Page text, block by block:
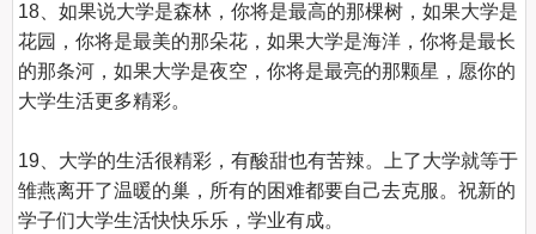
18、如果说大学是森林，你将是最高的那棵树，如果大学是
花园，你将是最美的那朵花，如果大学是海洋，你将是最长
的那条河，如果大学是夜空，你将是最亮的那颗星，愿你的
大学生活更多精彩。
19、大学的生活很精彩，有酸甜也有苦辣。上了大学就等于
雏燕离开了温暖的巢，所有的困难都要自己去克服。祝新的
学子们大学生活快快乐乐，学业有成。